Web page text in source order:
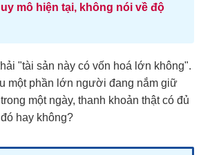
mô hiện tại, không nói về độ
"tài sản này có vốn hoá lớn không".
một phần lớn người đang nắm giữ
một ngày, thanh khoản thật có đủ
hay không?